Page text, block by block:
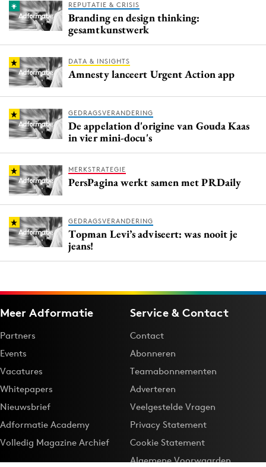
REPUTATIE & CRISIS
Branding en design thinking:
gesamtkunstwerk
DATA & INSIGHTS
Amnesty lanceert Urgent Action app
GEDRAGSVERANDERING
De appelation d'origine van Gouda Kaas
in vier mini-docu's
MERKSTRATEGIE
PersPagina werkt samen met PRDaily
GEDRAGSVERANDERING
Topman Levi’s adviseert: was nooit je
jeans!
Meer Adformatie
Partners
Events
Vacatures
Whitepapers
Nieuwsbrief
Adformatie Academy
Volledig Magazine Archief
Service & Contact
Contact
Abonneren
Teamabonnementen
Adverteren
Veelgestelde Vragen
Privacy Statement
Cookie Statement
Algemene Voorwaarden